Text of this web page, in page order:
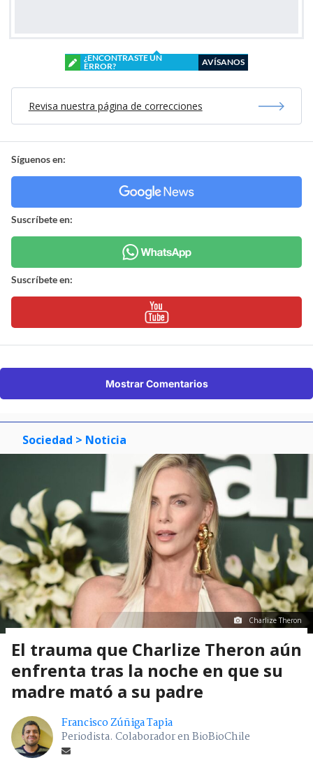
¿ENCONTRASTE UN
ERROR?
AVÍSANOS
Revisa nuestra página de correcciones
Síguenos en:
Suscríbete en:
Suscríbete en:
Mostrar Comentarios
Sociedad > Noticia
Charlize Theron
El trauma que Charlize Theron aún
enfrenta tras la noche en que su
madre mató a su padre
Francisco Zúñiga Tapia
Periodista. Colaborador en BioBioChile